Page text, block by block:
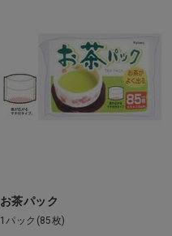
お茶パック
1パック(85枚)